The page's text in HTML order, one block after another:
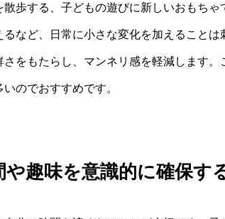
散歩する、子どもの遊びに新しいおもち
るなど、日常に小さな変化を加えること
さをもたらし、マンネリ感を軽減します
のでおすすめです。
や趣味を意識的に確保す